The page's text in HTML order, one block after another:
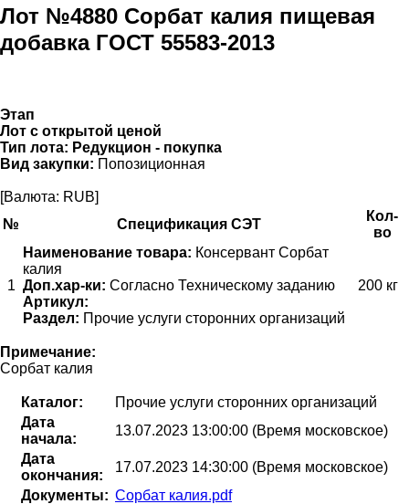
Лот №4880 Сорбат калия пищевая
добавка ГОСТ 55583-2013
Этап
Лот с открытой ценой
Тип лота: Редукцион - покупка
Вид закупки: Попозиционная
[Валюта: RUB]
№
Спецификация СЭТ
Кол-
во
1
Наименование товара: Консервант Сорбат
калия
Доп.хар-ки: Согласно Техническому заданию
Артикул:
Раздел: Прочие услуги сторонних организаций
200 кг
Примечание:
Сорбат калия
Каталог:
Прочие услуги сторонних организаций
Дата
начала:
13.07.2023 13:00:00 (Время московское)
Дата
окончания:
17.07.2023 14:30:00 (Время московское)
Документы: Сорбат калия.pdf